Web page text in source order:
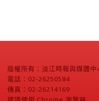
版權所有：淡江時報與媒體中
電話：02-26250584
傳真：02-26214169